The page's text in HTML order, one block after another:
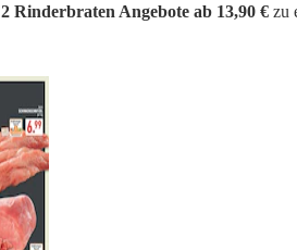
2 Rinderbraten Angebote ab 13,90 € zu